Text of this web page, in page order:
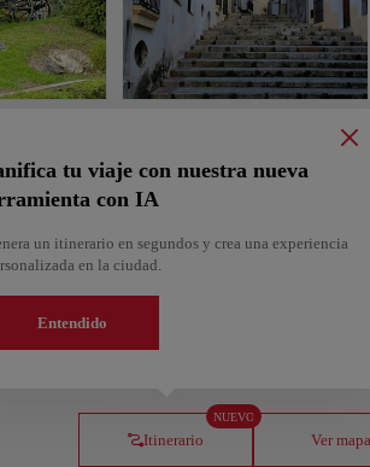
¿Quieres más ideas? Obtén un itinerario
Itinerario
NUEVO
tu viaje con nuestra nueva
con IA
un itinerario en segundos y crea una experiencia
en la ciudad.
Entendido
Ver mapa